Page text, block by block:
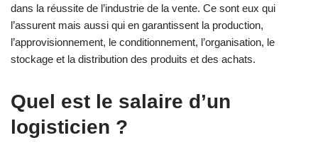
dans la réussite de l’industrie de la vente. Ce sont eux qui
l’assurent mais aussi qui en garantissent la production,
l’approvisionnement, le conditionnement, l’organisation, le
stockage et la distribution des produits et des achats.
Quel est le salaire d’un
logisticien ?